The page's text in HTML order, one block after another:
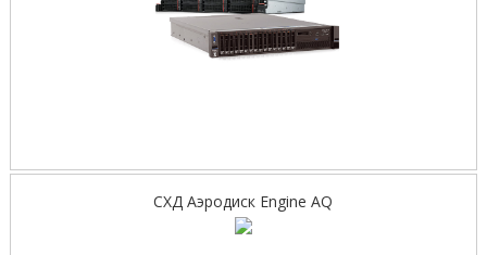
СХД Аэродиск Engine AQ